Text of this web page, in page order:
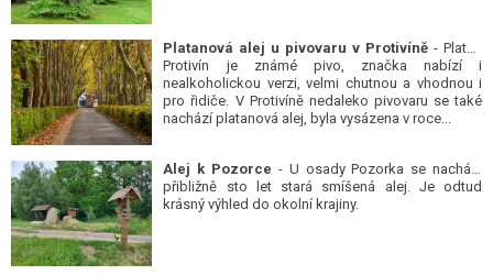
Platanová alej u pivovaru v Protivíně - Platan
Protivín je známé pivo, značka nabízí i
nealkoholickou verzi, velmi chutnou a vhodnou i
pro řidiče. V Protivíně nedaleko pivovaru se také
nachází platanová alej, byla vysázena v roce...
Alej k Pozorce - U osady Pozorka se nachází
přibližně sto let stará smíšená alej. Je odtud
krásný výhled do okolní krajiny.